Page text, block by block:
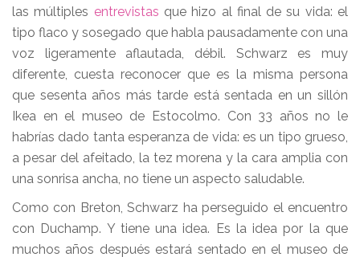
las múltiples entrevistas que hizo al final de su vida: el
tipo flaco y sosegado que habla pausadamente con una
voz ligeramente aflautada, débil. Schwarz es muy
diferente, cuesta reconocer que es la misma persona
que sesenta años más tarde está sentada en un sillón
Ikea en el museo de Estocolmo. Con 33 años no le
habrías dado tanta esperanza de vida: es un tipo grueso,
a pesar del afeitado, la tez morena y la cara amplia con
una sonrisa ancha, no tiene un aspecto saludable.
Como con Breton, Schwarz ha perseguido el encuentro
con Duchamp. Y tiene una idea. Es la idea por la que
muchos años después estará sentado en el museo de